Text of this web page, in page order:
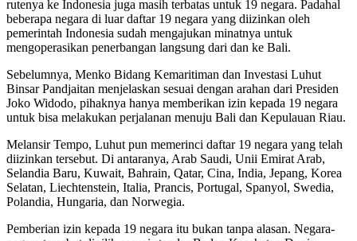
rutenya ke Indonesia juga masih terbatas untuk 19 negara. Padahal
beberapa negara di luar daftar 19 negara yang diizinkan oleh
pemerintah Indonesia sudah mengajukan minatnya untuk
mengoperasikan penerbangan langsung dari dan ke Bali.
Sebelumnya, Menko Bidang Kemaritiman dan Investasi Luhut
Binsar Pandjaitan menjelaskan sesuai dengan arahan dari Presiden
Joko Widodo, pihaknya hanya memberikan izin kepada 19 negara
untuk bisa melakukan perjalanan menuju Bali dan Kepulauan Riau.
Melansir Tempo, Luhut pun memerinci daftar 19 negara yang telah
diizinkan tersebut. Di antaranya, Arab Saudi, Unii Emirat Arab,
Selandia Baru, Kuwait, Bahrain, Qatar, Cina, India, Jepang, Korea
Selatan, Liechtenstein, Italia, Prancis, Portugal, Spanyol, Swedia,
Polandia, Hungaria, dan Norwegia.
Pemberian izin kepada 19 negara itu bukan tanpa alasan. Negara-